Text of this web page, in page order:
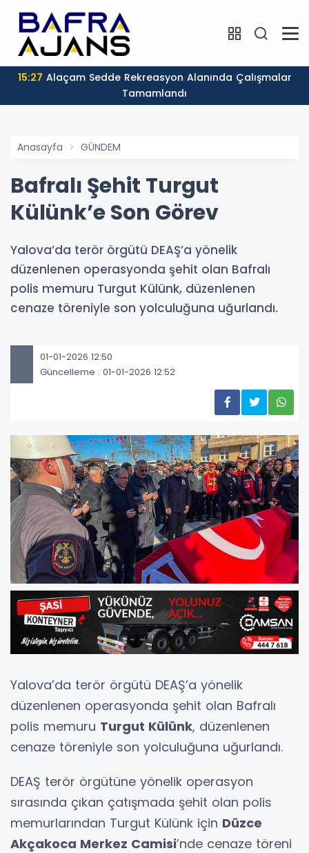
15:27
Tamamlandı
Anasayfa GÜNDEM
Bafralı Şehit Turgut
Külünk’e Son Görev
Yalova’da terör örgütü DEAŞ’a yönelik
düzenlenen operasyonda şehit olan Bafralı
polis memuru Turgut Külünk, düzenlenen
cenaze töreniyle son yolculuğuna uğurlandı.
01-01-2026 12:50
Güncelleme : 01-01-2026 12:52
Yalova’da terör örgütü DEAŞ’a yönelik
düzenlenen operasyonda şehit olan Bafralı
polis memuru Turgut Külünk, düzenlenen
cenaze töreniyle son yolculuğuna uğurlandı.
DEAŞ terör örgütüne yönelik operasyon
sırasında çıkan çatışmada şehit olan polis
memurlarından Turgut Külünk için Düzce
Akçakoca Merkez Camisi’nde cenaze töreni